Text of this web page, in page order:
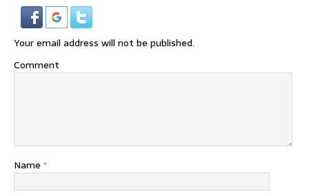
Your email address will not be published.
Comment
Name *